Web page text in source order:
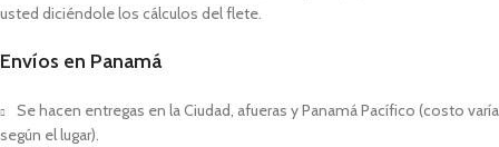
usted diciéndole los cálculos del flete.
Envíos en Panamá
Se hacen entregas en la Ciudad, afueras y Panamá Pacífico (costo varía
según el lugar).